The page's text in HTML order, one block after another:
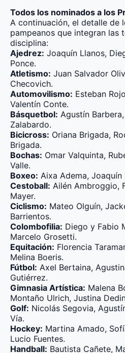
Todos los nominados a los
A continuación, el detalle de
pampeanos que integran las
disciplina:
Ajedrez: Joaquín Llanos,
Ponce.
Atletismo: Juan Salvador
Checovich.
Automovilismo: Esteban
Valentín Conte.
Básquetbol: Agustín
Zalabardo.
Bicicross: Oriana Brigada,
Brigada.
Bochas: Omar Valquinta,
Valle.
Boxeo: Aixa Adema,
Cestoball: Ailén Ambroggio,
Mayer.
Ciclismo: Mateo Olguín,
Barrientos.
Colombofilia: Diego y Fabio
Marcelo Grosetti.
Equitación: Florencia
Melina Boeris.
Fútbol: Axel Bertaina,
Gutiérrez.
Gimnasia Artística: Malena
Montaño Ulrich, Justina
Golf: Nicolás Segovia,
Vía.
Hockey: Martina Amado,
Lucio Fuentes.
Handball: Bautista Cañete,